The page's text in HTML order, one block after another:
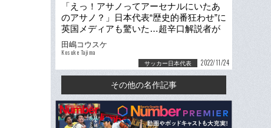
「えっ！アサノってアーセナルにいたあ
のアサノ？」日本代表“歴史的番狂わせ”に
英国メディアも驚いた…超辛口解説者が
絶賛「モリヤスは素晴らしい」
田嶋コウスケ
Kosuke Tajima
サッカー日本代表 2022/11/24
その他の名作記事